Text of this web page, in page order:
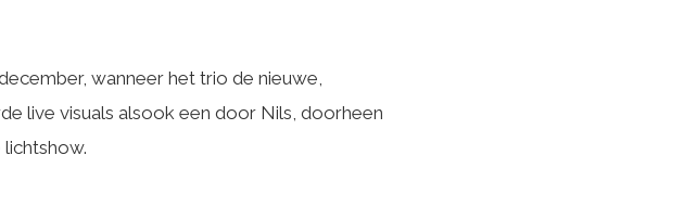
wanneer het trio de nieuwe,
live visuals alsook een door Nils, doorheen